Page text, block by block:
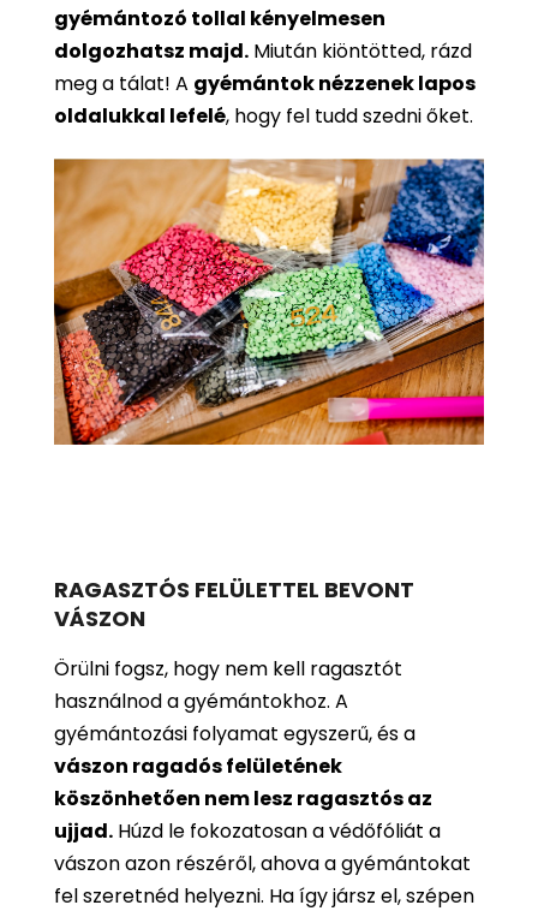
gyémántozó tollal kényelmesen
dolgozhatsz majd. Miután kiöntötted, rázd
meg a tálat! A gyémántok nézzenek lapos
oldalukkal lefelé, hogy fel tudd szedni őket.
RAGASZTÓS FELÜLETTEL BEVONT
VÁSZON
Örülni fogsz, hogy nem kell ragasztót
használnod a gyémántokhoz. A
gyémántozási folyamat egyszerű, és a
vászon ragadós felületének
köszönhetően nem lesz ragasztós az
ujjad. Húzd le fokozatosan a védőfóliát a
vászon azon részéről, ahova a gyémántokat
fel szeretnéd helyezni. Ha így jársz el, szépen